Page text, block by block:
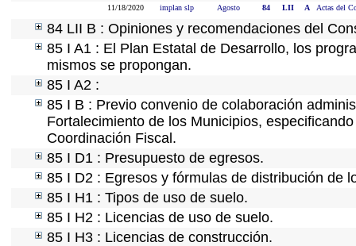
11/18/2020 implan slp Agosto 84 LII A Actas del
84 LII B : Opiniones y recomendaciones del
85 I A1 : El Plan Estatal de Desarrollo, los
mismos se propongan.
85 I A2 :
85 I B : Previo convenio de colaboración
Fortalecimiento de los Municipios,
Coordinación Fiscal.
85 I D1 : Presupuesto de egresos.
85 I D2 : Egresos y fórmulas de distribución de
85 I H1 : Tipos de uso de suelo.
85 I H2 : Licencias de uso de suelo.
85 I H3 : Licencias de construcción.